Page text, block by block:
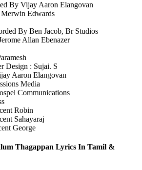
By Vijay Aaron Elangovan
Edwards
By Ben Jacob, Br Studios
Allan Ebenazer
Design : Sujai. S
Aaron Elangovan
Media
Communications
Robin
Sahayaraj
George
Thagappan Lyrics In Tamil &